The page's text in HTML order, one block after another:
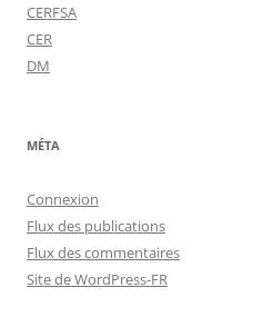
CERFSA
CER
DM
MÉTA
Connexion
Flux des publications
Flux des commentaires
Site de WordPress-FR